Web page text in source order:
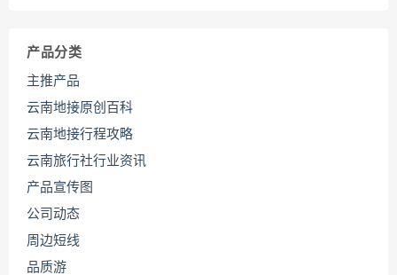
产品分类
主推产品
云南地接原创百科
云南地接行程攻略
云南旅行社行业资讯
产品宣传图
公司动态
周边短线
品质游